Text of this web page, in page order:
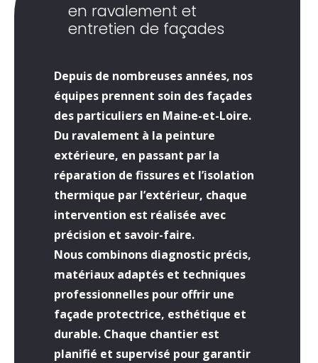
en ravalement et
entretien de façades
Depuis de nombreuses années, nos
équipes prennent soin des façades
des particuliers en Maine-et-Loire.
Du ravalement à la peinture
extérieure, en passant par la
réparation de fissures et l’isolation
thermique par l’extérieur, chaque
intervention est réalisée avec
précision et savoir-faire.
Nous combinons diagnostic précis,
matériaux adaptés et techniques
professionnelles pour offrir une
façade protectrice, esthétique et
durable. Chaque chantier est
planifié et supervisé pour garantir